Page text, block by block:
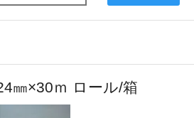
㎜×30ｍ ロール/箱